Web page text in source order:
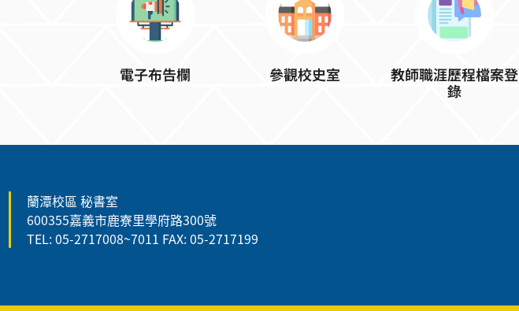
電子布告欄 參觀校史室
教師職涯歷程檔案登
錄
蘭潭校區 秘書室
600355嘉義市鹿寮里學府路300號
TEL: 05-2717008~7011 FAX: 05-2717199